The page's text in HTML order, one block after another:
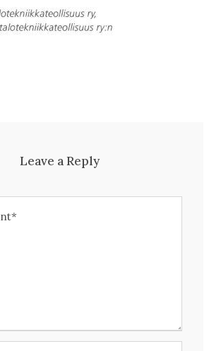
Leave a Reply